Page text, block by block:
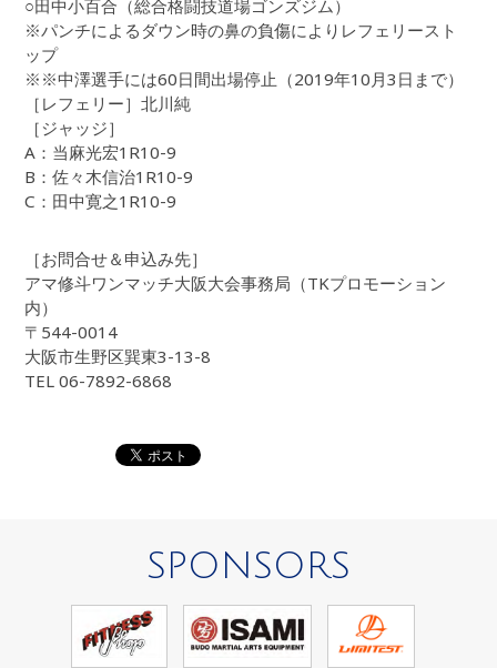
○田中小百合（総合格闘技道場ゴンズジム）
※パンチによるダウン時の鼻の負傷によりレフェリースト
ップ
※※中澤選手には60日間出場停止（2019年10月3日まで）
［レフェリー］北川純
［ジャッジ］
A：当麻光宏1R10-9
B：佐々木信治1R10-9
C：田中寛之1R10-9
［お問合せ＆申込み先］
アマ修斗ワンマッチ大阪大会事務局（TKプロモーション
内）
〒544-0014
大阪市生野区巽東3-13-8
TEL 06-7892-6868
SPONSORS